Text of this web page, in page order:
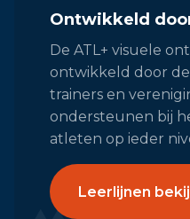
Ontwikkeld
De ATL+ visuele
ontwikkeld door de
trainers en
ondersteunen bij
atleten op ieder
Leerlijnen